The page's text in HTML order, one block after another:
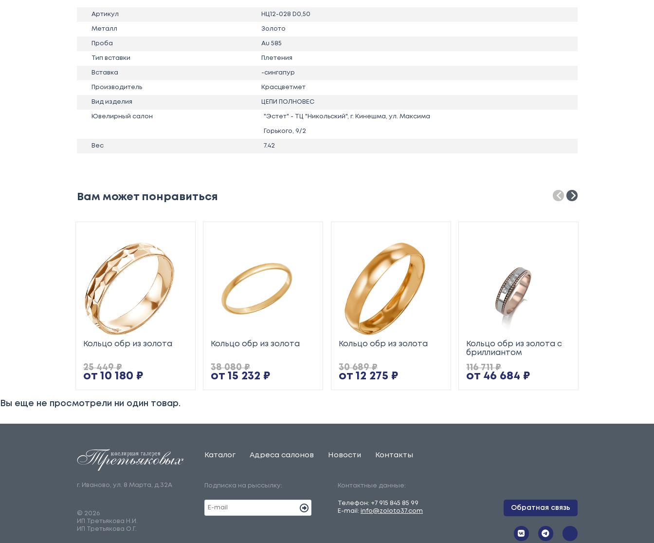
Артикул НЦ12-028 D0,50
Металл Золото
Проба Au 585
Тип вставки Плетения
Вставка -сингапур
Производитель Красцветмет
Вид изделия ЦЕПИ ПОЛНОВЕС
Ювелирный салон "Эстет" - ТЦ "Никольский", г. Кинешма, ул. Максима
Горького, 9/2
Вес 7.42
Вам может понравиться
Кольцо обр из золота
от 10 180 ₽
25 449 ₽
Кольцо обр из золота
от 15 232 ₽
38 080 ₽
Кольцо обр из золота
от 12 275 ₽
30 689 ₽
Кольцо обр из золота с
бриллиантом
от 46 684 ₽
116 711 ₽
Вы еще не просмотрели ни один товар.
г. Иваново, ул. 8 Марта, д.32А
© 2026
ИП Третьякова Н.И.
ИП Третьякова О.Г.
Каталог Адреса салонов Новости Контакты
Подписка на рыссылку: Контактные данные:
Телефон: +7 915 845 85 99
E-mail: info@zoloto37.com
Обратная связь